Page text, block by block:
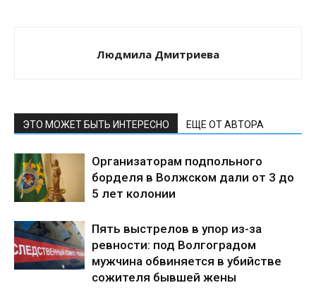
Людмила Дмитриева
ЭТО МОЖЕТ БЫТЬ ИНТЕРЕСНО ЕЩЕ ОТ АВТОРА
Организаторам подпольного
борделя в Волжском дали от 3 до
5 лет колонии
Пять выстрелов в упор из-за
ревности: под Волгоградом
мужчина обвиняется в убийстве
сожителя бывшей жены